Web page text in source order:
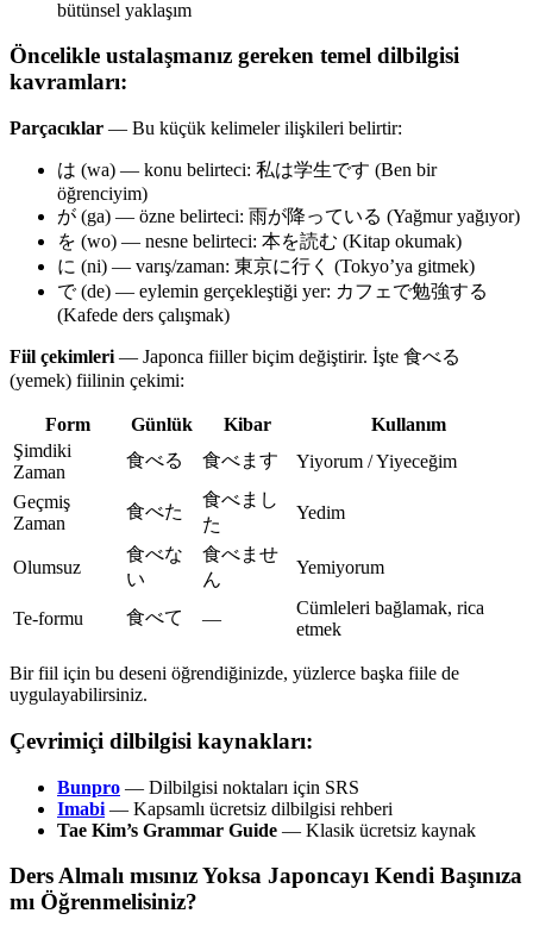
bütünsel yaklaşım
Öncelikle ustalaşmanız gereken temel dilbilgisi
kavramları:
Parçacıklar — Bu küçük kelimeler ilişkileri belirtir:
は (wa) — konu belirteci: 私は学生です (Ben bir
öğrenciyim)
が (ga) — özne belirteci: 雨が降っている (Yağmur yağıyor)
を (wo) — nesne belirteci: 本を読む (Kitap okumak)
に (ni) — varış/zaman: 東京に行く (Tokyo’ya gitmek)
で (de) — eylemin gerçekleştiği yer: カフェで勉強する
(Kafede ders çalışmak)
Fiil çekimleri — Japonca fiiller biçim değiştirir. İşte 食べる
(yemek) fiilinin çekimi:
Form Günlük Kibar
Kullanım
Şimdiki
Zaman
食べる 食べます
Yiyorum / Yiyeceğim
Geçmiş
Zaman
食べた
食べまし
た
Yedim
Olumsuz
食べな
い
食べませ
ん
Yemiyorum
Te-formu 食べて —
Cümleleri bağlamak, rica
etmek
Bir fiil için bu deseni öğrendiğinizde, yüzlerce başka fiile de
uygulayabilirsiniz.
Çevrimiçi dilbilgisi kaynakları:
Bunpro — Dilbilgisi noktaları için SRS
Imabi — Kapsamlı ücretsiz dilbilgisi rehberi
Tae Kim’s Grammar Guide — Klasik ücretsiz kaynak
Ders Almalı mısınız Yoksa Japoncayı Kendi Başınıza
mı Öğrenmelisiniz?